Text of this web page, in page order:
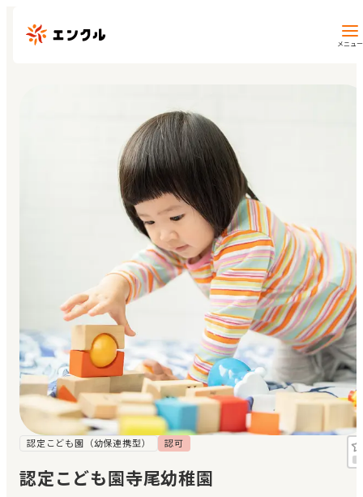
メニュー
地図から探す
地域から探す
閲覧履歴
お気に入り
見学日記
メッセージ
おすすめの園
認定こども園（幼保連携型） 認可
認定こども園寺尾幼稚園